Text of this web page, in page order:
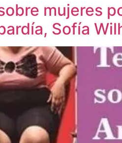
mujeres
Sofía